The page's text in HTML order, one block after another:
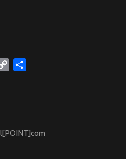
Copy